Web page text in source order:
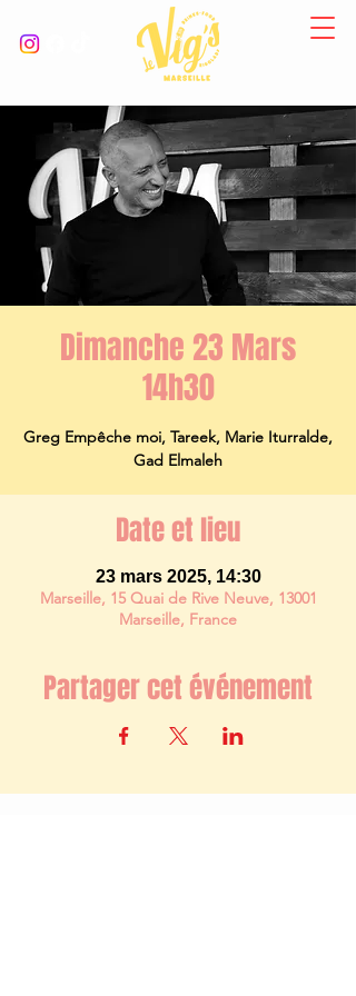
Dimanche 23 Mars
14h30
Greg Empêche moi, Tareek, Marie Iturralde,
Gad Elmaleh
Date et lieu
23 mars 2025, 14:30
Marseille, 15 Quai de Rive Neuve, 13001
Marseille, France
Partager cet événement